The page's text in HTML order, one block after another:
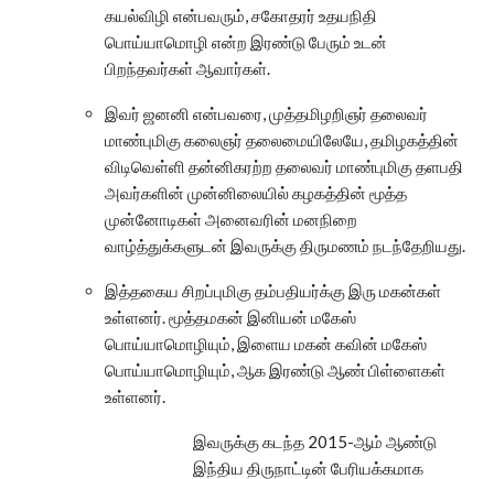
கயல்விழி என்பவரும், சகோதரர் உதயநிதி
பொய்யாமொழி என்ற இரண்டு பேரும் உடன்
பிறந்தவர்கள் ஆவார்கள்.
இவர் ஜனனி என்பவரை, முத்தமிழறிஞர் தலைவர்
மாண்புமிகு கலைஞர் தலைமையிலேயே, தமிழகத்தின்
விடிவெள்ளி தன்னிகரற்ற தலைவர் மாண்புமிகு தளபதி
அவர்களின் முன்னிலையில் கழகத்தின் மூத்த
முன்னோடிகள் அனைவரின் மனநிறை
வாழ்த்துக்களுடன் இவருக்கு திருமணம் நடந்தேறியது.
இத்தகைய சிறப்புமிகு தம்பதியர்க்கு இரு மகன்கள்
உள்ளனர். மூத்தமகன் இனியன் மகேஸ்
பொய்யாமொழியும், இளைய மகன் கவின் மகேஸ்
பொய்யாமொழியும், ஆக இரண்டு ஆண் பிள்ளைகள்
உள்ளனர்.
இவருக்கு கடந்த 2015-ஆம் ஆண்டு
இந்திய திருநாட்டின் பேரியக்கமாக